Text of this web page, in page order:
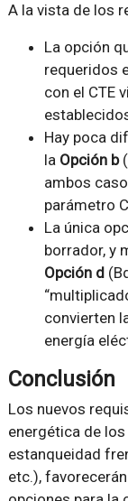
A la vista de los
La opción
requeridos
con el CTE
Hay poca
la Opción b
ambos
parámetro
La única
borrador, y
Opción d
convierten
energía
Conclusión
Los nuevos
energética de
estanqueidad
etc.),